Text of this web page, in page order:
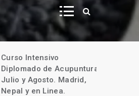
Curso Intensivo
Diplomado de Acupuntura
Julio y Agosto. Madrid,
Nepal y en Linea.